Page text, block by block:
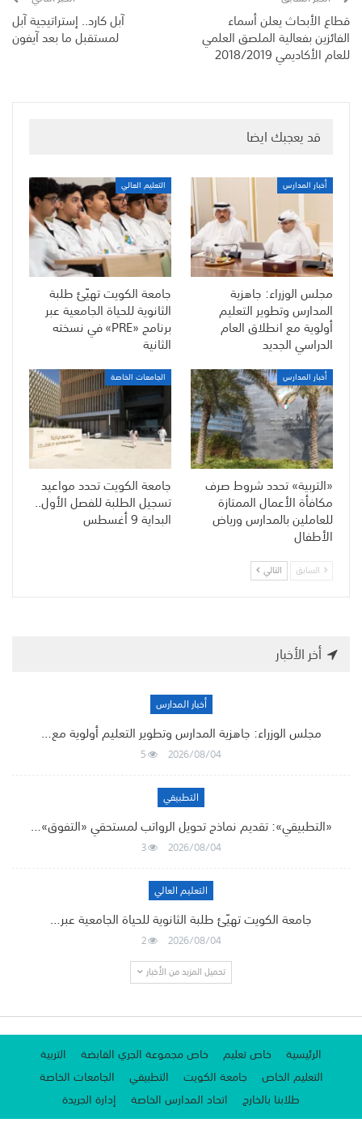
قطاع الأبحاث يعلن أسماء
الفائزين بفعالية الملصق العلمي
للعام الأكاديمي 2018/2019
آبل كارد.. إستراتيجية آبل
لمستقبل ما بعد آيفون
قد يعجبك ايضا
أخبار المدارس
مجلس الوزراء: جاهزية
المدارس وتطوير التعليم
أولوية مع انطلاق العام
الدراسي الجديد
التعليم العالي
جامعة الكويت تهيّئ طلبة
الثانوية للحياة الجامعية عبر
برنامج «PRE» في نسخته
الثانية
أخبار المدارس
«التربية» تحدد شروط صرف
مكافأة الأعمال الممتازة
للعاملين بالمدارس ورياض
الأطفال
الجامعات الخاصة
جامعة الكويت تحدد مواعيد
تسجيل الطلبة للفصل الأول..
البداية 9 أغسطس
السابق التالي
أخر الأخبار
أخبار المدارس
مجلس الوزراء: جاهزية المدارس وتطوير التعليم أولوية مع…
2026/08/04
5
التطبيقي
«التطبيقي»: تقديم نماذج تحويل الرواتب لمستحقي «التفوق»…
2026/08/04
3
التعليم العالي
جامعة الكويت تهيّئ طلبة الثانوية للحياة الجامعية عبر…
2026/08/04
2
تحميل المزيد من الأخبار
الرئيسية خاص تعليم خاص مجموعة الجري القابضة
التربية
التعليم الخاص
جامعة الكويت التطبيقي
الجامعات الخاصة
طلابنا بالخارج
اتحاد المدارس الخاصة إدارة الجريدة